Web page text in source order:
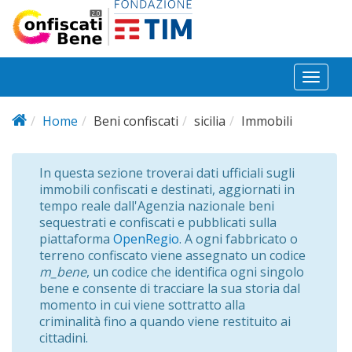
Salta al contenuto principale
Toggle
Home
Beni confiscati sicilia Immobili
In questa sezione troverai dati ufficiali sugli
immobili confiscati e destinati, aggiornati in
tempo reale dall'Agenzia nazionale beni
sequestrati e confiscati e pubblicati sulla
piattaforma OpenRegio. A ogni fabbricato o
terreno confiscato viene assegnato un codice
m_bene, un codice che identifica ogni singolo
bene e consente di tracciare la sua storia dal
momento in cui viene sottratto alla
criminalità fino a quando viene restituito ai
cittadini.